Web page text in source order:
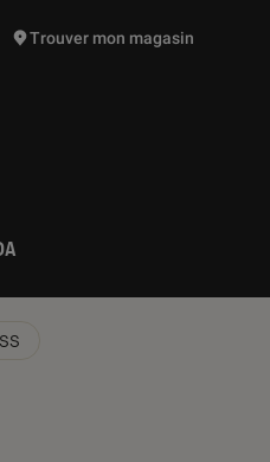
vont vous être proposées
Trouver mon magasin